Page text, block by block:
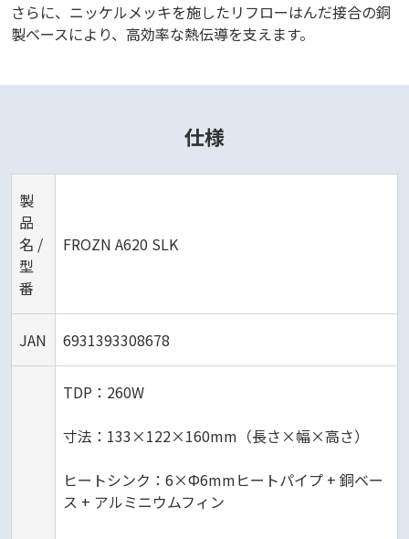
さらに、ニッケルメッキを施したリフローはんだ接合の銅
製ベースにより、高効率な熱伝導を支えます。
仕様
製
品
名 /
型
番
FROZN A620 SLK
JAN 6931393308678
TDP：260W
寸法：133×122×160mm（長さ×幅×高さ）
ヒートシンク：6×Ф6mmヒートパイプ + 銅ベー
ス + アルミニウムフィン